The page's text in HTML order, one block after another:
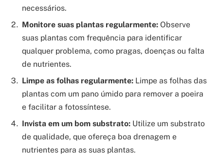
necessários.
Monitore suas plantas regularmente: Observe
suas plantas com frequência para identificar
qualquer problema, como pragas, doenças ou falta
de nutrientes.
Limpe as folhas regularmente: Limpe as folhas das
plantas com um pano úmido para remover a poeira
e facilitar a fotossíntese.
Invista em um bom substrato: Utilize um substrato
de qualidade, que ofereça boa drenagem e
nutrientes para as suas plantas.